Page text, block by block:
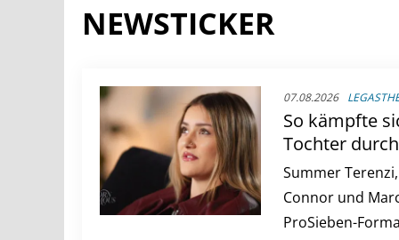
NEWSTICKER
07.08.2026
So kämpfte
Tochter
Summer
Connor und
ProSieben-